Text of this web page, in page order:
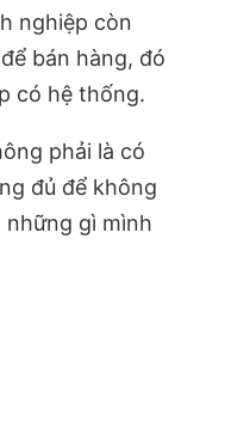
nghiệp còn
bán hàng, đó
có hệ thống.
phải là có
đủ để không
gì mình